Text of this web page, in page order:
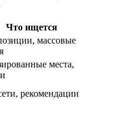
Что ищется
массовые
места,
рекомендации